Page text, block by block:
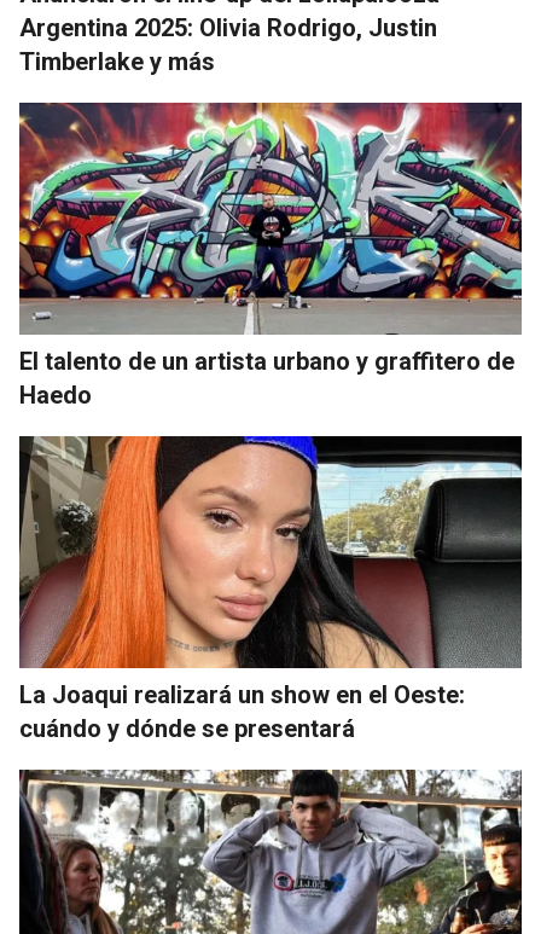
Argentina 2025: Olivia Rodrigo, Justin
Timberlake y más
El talento de un artista urbano y graffitero de
Haedo
La Joaqui realizará un show en el Oeste:
cuándo y dónde se presentará